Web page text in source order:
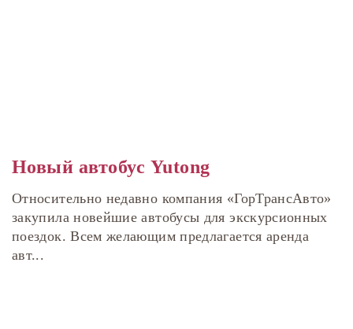
Новый автобус Yutong
Относительно недавно компания «ГорТрансАвто»
закупила новейшие автобусы для экскурсионных
поездок. Всем желающим предлагается аренда
авт...